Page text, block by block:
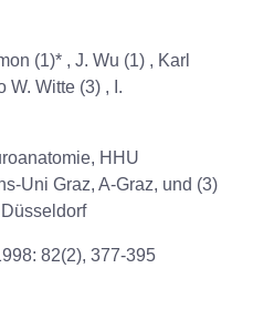
(1)* , J. Wu (1) , Karl
W. Witte (3) , I.
HHU
Uni Graz, A-Graz, und (3)
82(2), 377-395